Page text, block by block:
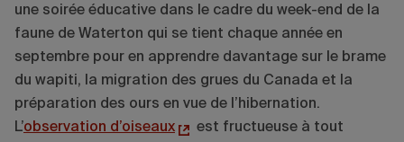
une soirée éducative dans le cadre du week-end de la
faune de Waterton qui se tient chaque année en
septembre pour en apprendre davantage sur le brame
du wapiti, la migration des grues du Canada et la
préparation des ours en vue de l’hibernation.
L’observation d’oiseaux
est fructueuse à tout